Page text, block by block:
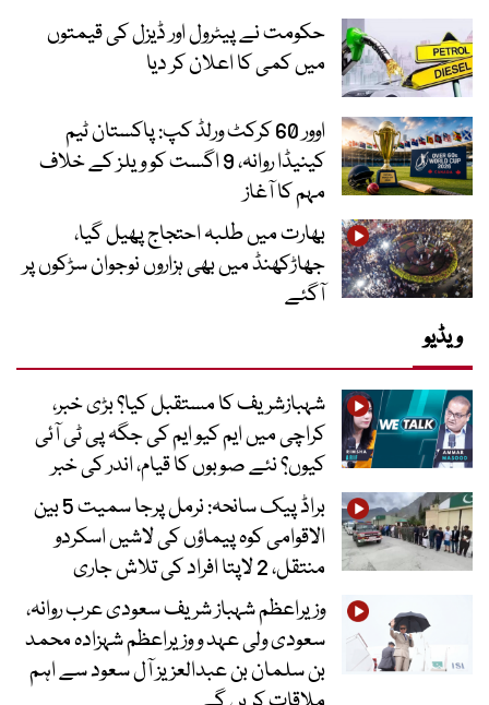
حکومت نے پیٹرول اور ڈیزل کی قیمتوں
میں کمی کا اعلان کر دیا
اوور 60 کرکٹ ورلڈ کپ: پاکستان ٹیم
کینیڈا روانہ، 9 اگست کو ویلز کے خلاف
مہم کا آغاز
بھارت میں طلبہ احتجاج پھیل گیا،
جھاڑکھنڈ میں بھی ہزاروں نوجوان سڑکوں پر
آگئے
ویڈیو
شہبازشریف کا مستقبل کیا؟ بڑی خبر،
کراچی میں ایم کیو ایم کی جگہ پی ٹی آئی
کیوں؟ نئے صوبوں کا قیام، اندر کی خبر
براڈ پیک سانحہ: نرمل پرجا سمیت 5 بین
الاقوامی کوہ پیماؤں کی لاشیں اسکردو
منتقل، 2 لاپتا افراد کی تلاش جاری
وزیراعظم شہباز شریف سعودی عرب روانہ،
سعودی ولی عہد و وزیراعظم شہزادہ محمد
بن سلمان بن عبدالعزیز آل سعود سے اہم